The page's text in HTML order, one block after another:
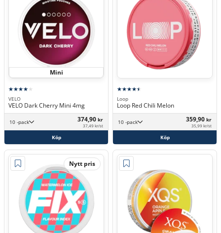
Mini
VELO
VELO Dark Cherry Mini 4mg
10 -pack 374,90 kr
37,49 kr/st
Köp
Loop
Loop Red Chili Melon
10 -pack 359,90 kr
35,99 kr/st
Köp
Nytt pris